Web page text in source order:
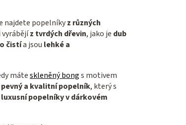
najdete popelníkyz různých
vyrábějíz tvrdých dřevin, jako je dub
čistía jsou lehké a
máteskleněný bongs motivem
pevný a kvalitnípopelník, který s
luxusní popelníky v dárkovém